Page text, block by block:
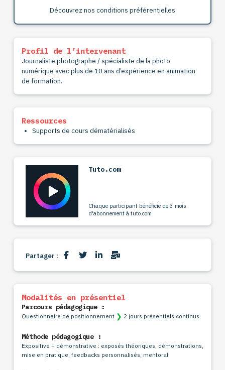
Découvrez nos conditions préférentielles
Profil de l’intervenant
Journaliste photographe / spécialiste de la photo
numérique avec plus de 10 ans d’expérience en animation
de formation.
Ressources
Supports de cours dématérialisés
Tuto.com
Chaque participant bénéficie de 3 mois
d'abonnement à tuto.com
Partager :
Modalités en présentiel
Parcours pédagogique :
Questionnaire de positionnement ❯ 2 jours présentiels continus
Méthode pédagogique :
Expositive + démonstrative : exposés théoriques, démonstrations,
mise en pratique, feedbacks personnalisés, mentorat